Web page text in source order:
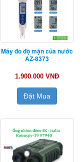
Máy đo độ mặn của nước
AZ-8373
1.900.000 VNĐ
Đặt Mua